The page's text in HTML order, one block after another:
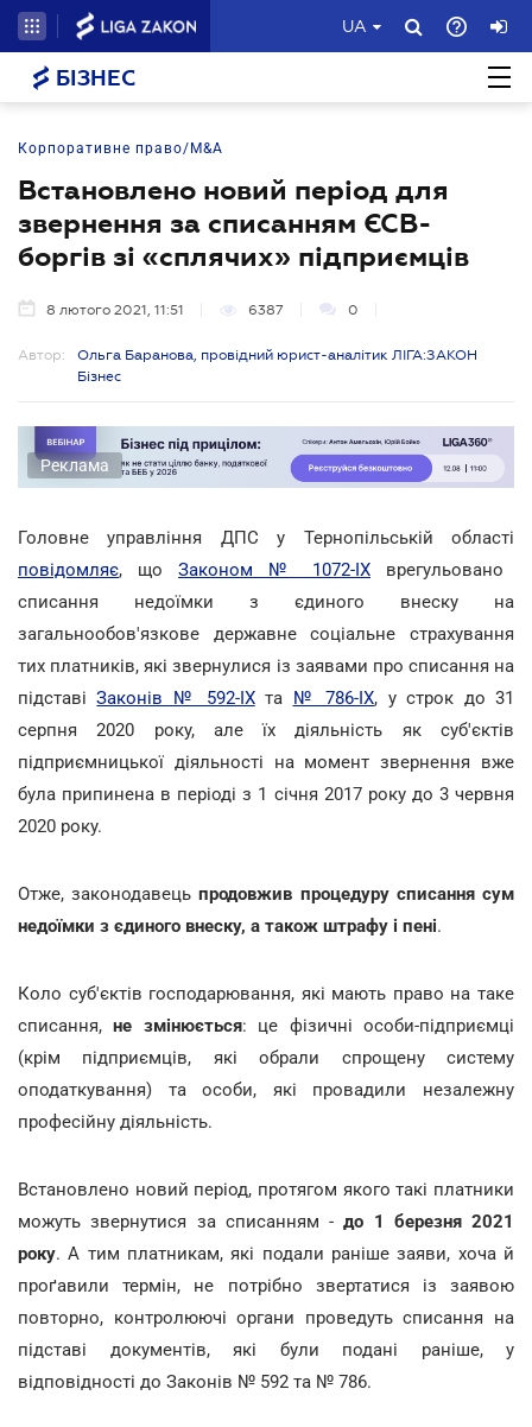
UA
БІЗНЕС
Корпоративне право/M&A
Встановлено новий період для
звернення за списанням ЄСВ-
боргів зі «сплячих» підприємців
8 лютого 2021, 11:51 6387 0
Автор:
Ольга Баранова, провідний юрист-аналітик ЛІГА:ЗАКОН
Бізнес
Реклама
Головне управління ДПС у Тернопільській області
повідомляє, що Законом № 1072-IX врегульовано
списання недоїмки з єдиного внеску на
загальнообов'язкове державне соціальне страхування
тих платників, які звернулися із заявами про списання на
підставіЗаконів № 592-IXта № 786-IX, у строк до 31
серпня 2020 року, але їх діяльність як суб'єктів
підприємницької діяльності на момент звернення вже
була припинена в періоді з 1 січня 2017 року до 3 червня
2020 року.
Отже, законодавецьпродовжив процедуру списання сум
недоїмки з єдиного внеску, а також штрафу і пені.
Коло суб'єктів господарювання, які мають право на таке
списання,не змінюється: це фізичні особи-підприємці
(крім підприємців, які обрали спрощену систему
оподаткування) та особи, які провадили незалежну
професійну діяльність.
Встановлено новий період, протягом якого такі платники
можуть звернутися за списанням -до 1 березня 2021
року. А тим платникам, які подали раніше заяви, хоча й
проґавили термін, не потрібно звертатися із заявою
повторно, контролюючі органи проведуть списання на
підставі документів, які були подані раніше, у
відповідності до Законів № 592 та № 786.